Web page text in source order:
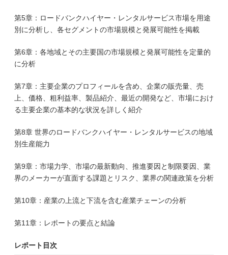
第5章：ロードバンクハイヤー・レンタルサービス市場を用途
別に分析し、各セグメントの市場規模と発展可能性を掲載
第6章：各地域とその主要国の市場規模と発展可能性を定量的
に分析
第7章：主要企業のプロフィールを含め、企業の販売量、売
上、価格、粗利益率、製品紹介、最近の開発など、市場におけ
る主要企業の基本的な状況を詳しく紹介
第8章 世界のロードバンクハイヤー・レンタルサービスの地域
別生産能力
第9章：市場力学、市場の最新動向、推進要因と制限要因、業
界のメーカーが直面する課題とリスク、業界の関連政策を分析
第10章：産業の上流と下流を含む産業チェーンの分析
第11章：レポートの要点と結論
レポート目次